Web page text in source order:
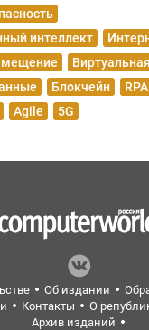
интеллект
Блокчейн
RPA
Agile 5G
Об издании
Контакты О
Архив изданий